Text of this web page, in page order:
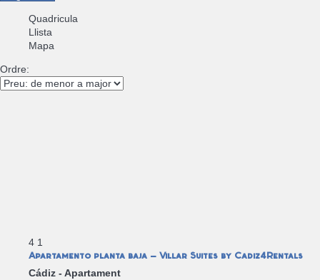
Quadricula
Llista
Mapa
Ordre:
4 1
Apartamento planta baja - Villar Suites by Cadiz4Rentals
Cádiz - Apartament